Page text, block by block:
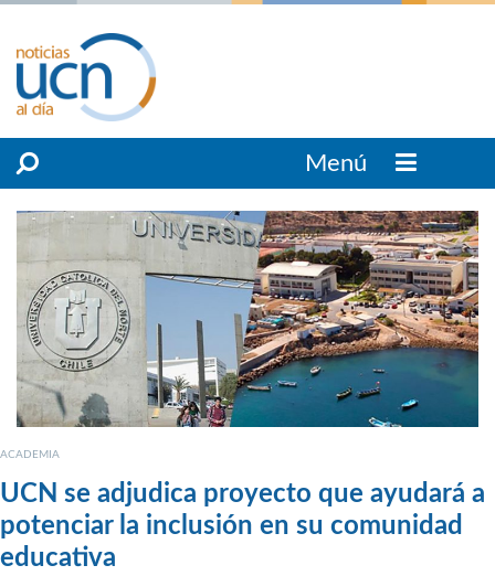
Menú
ACADEMIA
UCN se adjudica proyecto que ayudará a
potenciar la inclusión en su comunidad
educativa